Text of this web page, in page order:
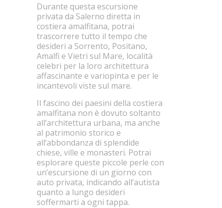
Durante questa escursione
privata da Salerno diretta in
costiera amalfitana, potrai
trascorrere tutto il tempo che
desideri a Sorrento, Positano,
Amalfi e Vietri sul Mare, località
celebri per la loro architettura
affascinante e variopinta e per le
incantevoli viste sul mare.
Il fascino dei paesini della costiera
amalfitana non è dovuto soltanto
all’architettura urbana, ma anche
al patrimonio storico e
all’abbondanza di splendide
chiese, ville e monasteri. Potrai
esplorare queste piccole perle con
un’escursione di un giorno con
auto privata, indicando all’autista
quanto a lungo desideri
soffermarti a ogni tappa.